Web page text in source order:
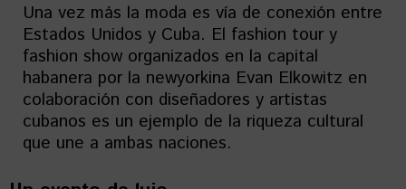
Una vez más la moda es vía de conexión entre
Estados Unidos y Cuba. El fashion tour y
fashion show organizados en la capital
habanera por la newyorkina Evan Elkowitz en
colaboración con diseñadores y artistas
cubanos es un ejemplo de la riqueza cultural
que une a ambas naciones.